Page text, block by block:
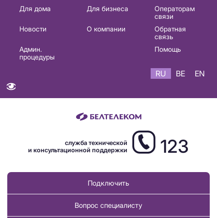
Основная
навигация
Для дома Для бизнеса
Операторам
связи
Новости
О компании
Обратная
связь
Админ.
процедуры
Помощь
RU BE EN
служба технической
и консультационной поддержки
123
Подключить
Вопрос специалисту